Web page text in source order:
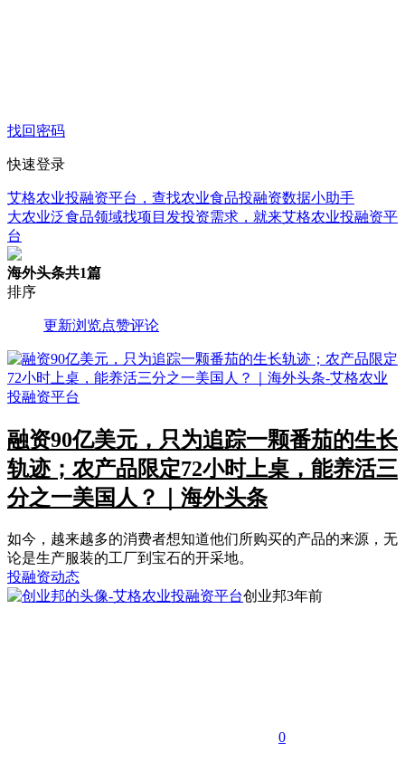
找回密码
快速登录
艾格农业投融资平台，查找农业食品投融资数据小助手
大农业泛食品领域找项目发投资需求，就来艾格农业投融资平
台
海外头条共1篇
排序
更新浏览点赞评论
融资90亿美元，只为追踪一颗番茄的生长
轨迹；农产品限定72小时上桌，能养活三
分之一美国人？｜海外头条
如今，越来越多的消费者想知道他们所购买的产品的来源，无
论是生产服装的工厂到宝石的开采地。
投融资动态
创业邦3年前
0